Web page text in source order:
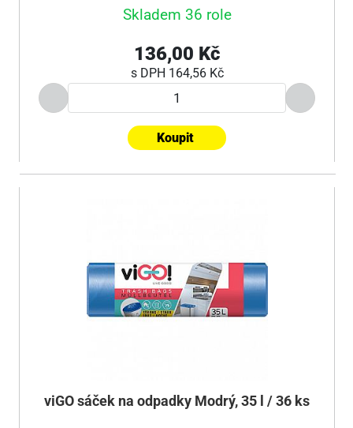
Skladem 36 role
136,00 Kč
s DPH 164,56 Kč
Koupit
viGO sáček na odpadky Modrý, 35 l / 36 ks